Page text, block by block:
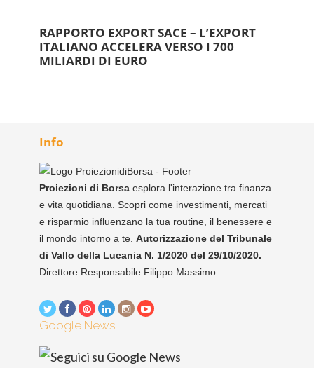
RAPPORTO EXPORT SACE – L’EXPORT
ITALIANO ACCELERA VERSO I 700
MILIARDI DI EURO
Info
Proiezioni di Borsa esplora l'interazione tra finanza
e vita quotidiana. Scopri come investimenti, mercati
e risparmio influenzano la tua routine, il benessere e
il mondo intorno a te. Autorizzazione del Tribunale
di Vallo della Lucania N. 1/2020 del 29/10/2020.
Direttore Responsabile Filippo Massimo
Google News